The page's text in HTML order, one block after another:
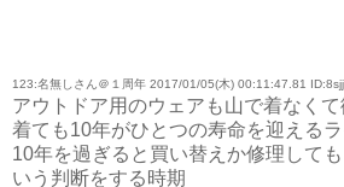
123:名無しさん＠１周年 2017/01/05(木) 00:11:47.81
アウトドア用のウェアも山で着なく
着ても10年がひとつの寿命を迎える
10年を過ぎると買い替えか修理して
いう判断をする時期